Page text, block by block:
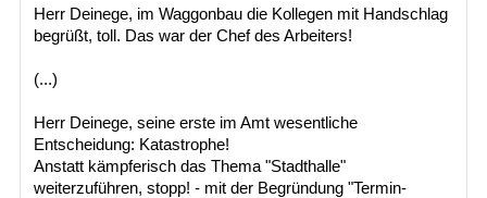
Herr Deinege, im Waggonbau die Kollegen mit Handschlag
begrüßt, toll. Das war der Chef des Arbeiters!
(...)
Herr Deinege, seine erste im Amt wesentliche
Entscheidung: Katastrophe!
Anstatt kämpferisch das Thema "Stadthalle"
weiterzuführen, stopp! - mit der Begründung "Termin-